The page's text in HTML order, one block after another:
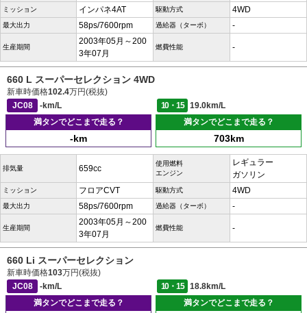
ミッション インパネ4AT 駆動方式 4WD
最大出力 58ps/7600rpm 過給器（ターボ） -
生産期間
2003年05月～200
3年07月
燃費性能 -
660 L スーパーセレクション 4WD
新車時価格102.4万円(税抜)
JC08
-km/L 10・15
19.0km/L
満タンでどこまで走る？
-km
満タンでどこまで走る？
703km
排気量 659cc
使用燃料
エンジン
レギュラー
ガソリン
ミッション フロアCVT 駆動方式 4WD
最大出力 58ps/7600rpm 過給器（ターボ） -
生産期間
2003年05月～200
3年07月
燃費性能 -
660 Li スーパーセレクション
新車時価格103万円(税抜)
JC08
-km/L 10・15
18.8km/L
満タンでどこまで走る？
満タンでどこまで走る？